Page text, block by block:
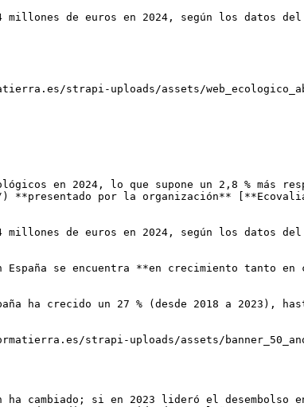
de euros en 2024, según los datos
strapi-uploads/assets/
en 2024, lo que supone un 2,8 %
) **presentado por la organización**
de euros en 2024, según los datos
se encuentra **en crecimiento tanto en
ha crecido un 27 % (desde 2018 a 2023),
strapi-uploads/assets/
ha cambiado; si en 2023 lideró el